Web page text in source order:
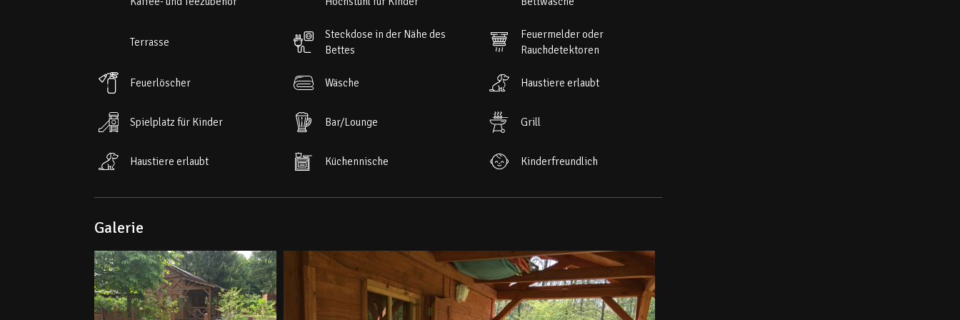
po 4 poduszki, po 2 koce, szafki ubraniowe, wieszaki do ubrań, lampki nocne, telewizor, grzejniki elektryczne.
stół.
Terrasse
Steckdose in der Nähe des
Bettes
Feuermelder oder
Rauchdetektoren
Feuerlöscher Wäsche Haustiere erlaubt
Spielplatz für Kinder Bar/Lounge Grill
Haustiere erlaubt Küchennische Kinderfreundlich
Galerie